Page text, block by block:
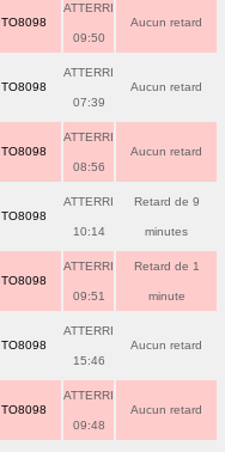
TO8098
ATTERRI
09:50
Aucun retard
TO8098
ATTERRI
07:39
Aucun retard
TO8098
ATTERRI
08:56
Aucun retard
TO8098
ATTERRI
10:14
Retard de 9
minutes
TO8098
ATTERRI
09:51
Retard de 1
minute
TO8098
ATTERRI
15:46
Aucun retard
TO8098
ATTERRI
09:48
Aucun retard